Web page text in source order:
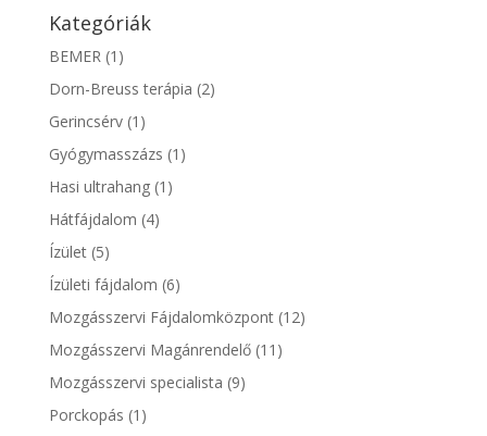
Kategóriák
BEMER(1)
Dorn-Breuss terápia (2)
Gerincsérv(1)
Gyógymasszázs (1)
Hasi ultrahang(1)
Hátfájdalom (4)
Ízület(5)
Ízületi fájdalom (6)
Mozgásszervi Fájdalomközpont(12)
Mozgásszervi Magánrendelő(11)
Mozgásszervi specialista (9)
Porckopás (1)